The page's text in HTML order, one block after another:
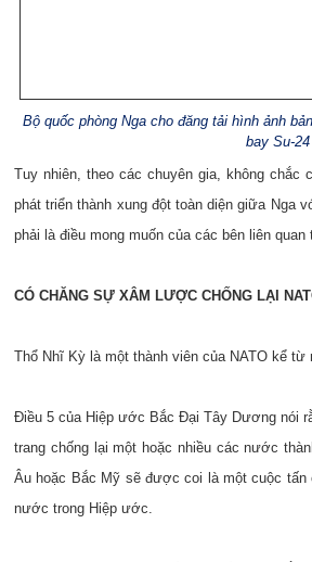
Bộ quốc phòng Nga cho đăng tải hình ảnh
bay Su-24
Tuy nhiên, theo các chuyên gia, không chắc
phát triển thành xung đột toàn diện giữa Nga
phải là điều mong muốn của các bên liên quan
CÓ CHĂNG SỰ XÂM LƯỢC CHỐNG LẠI
Thổ Nhĩ Kỳ là một thành viên của NATO kể từ
Điều 5 của Hiệp ước Bắc Đại Tây Dương nói
trang chống lại một hoặc nhiều các nước
Âu hoặc Bắc Mỹ sẽ được coi là một cuộc tấn
nước trong Hiệp ước.